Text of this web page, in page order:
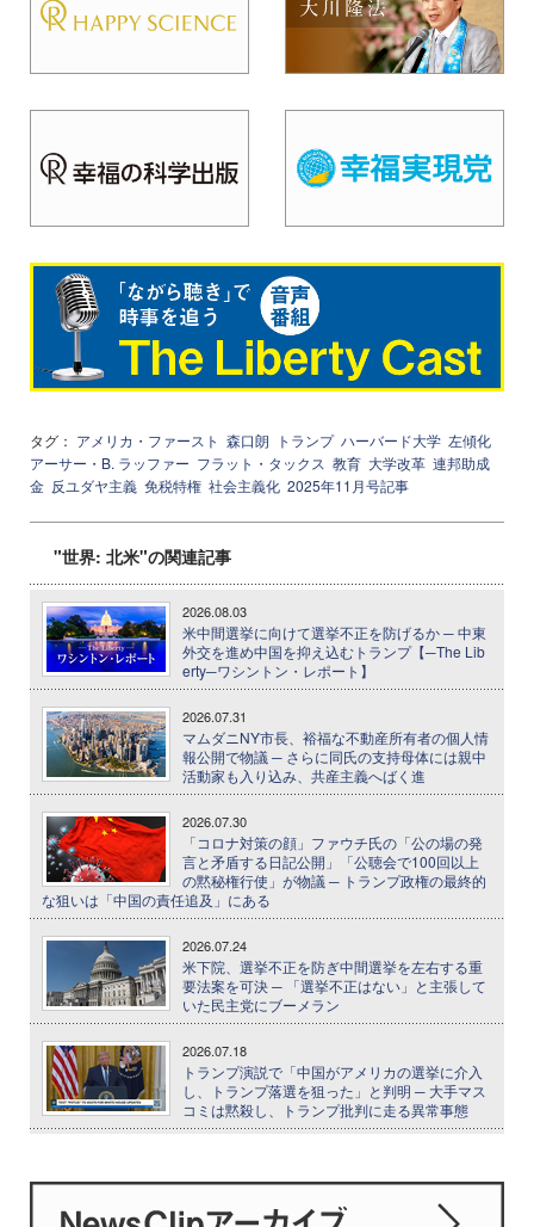
タグ： アメリカ・ファースト 森口朗 トランプ ハーバード大学 左傾化
アーサー・B. ラッファー フラット・タックス 教育 大学改革 連邦助成
金 反ユダヤ主義 免税特権 社会主義化 2025年11月号記事
"世界: 北米"の関連記事
2026.08.03
米中間選挙に向けて選挙不正を防げるか ─ 中東
外交を進め中国を抑え込むトランプ【─The Lib
erty─ワシントン・レポート】
2026.07.31
マムダニNY市長、裕福な不動産所有者の個人情
報公開で物議 ─ さらに同氏の支持母体には親中
活動家も入り込み、共産主義へばく進
2026.07.30
「コロナ対策の顔」ファウチ氏の「公の場の発
言と矛盾する日記公開」「公聴会で100回以上
の黙秘権行使」が物議 ─ トランプ政権の最終的
な狙いは「中国の責任追及」にある
2026.07.24
米下院、選挙不正を防ぎ中間選挙を左右する重
要法案を可決 ─ 「選挙不正はない」と主張して
いた民主党にブーメラン
2026.07.18
トランプ演説で「中国がアメリカの選挙に介入
し、トランプ落選を狙った」と判明 ─ 大手マス
コミは黙殺し、トランプ批判に走る異常事態